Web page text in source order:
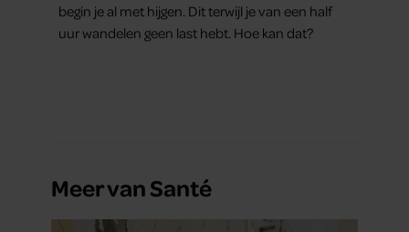
begin je al met hijgen. Dit terwijl je van een half
uur wandelen geen last hebt. Hoe kan dat?
Meer van Santé